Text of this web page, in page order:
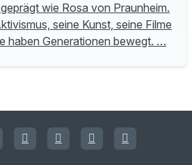
wie Rosa von Praunheim.
seine Kunst, seine Filme
haben Generationen bewegt. …